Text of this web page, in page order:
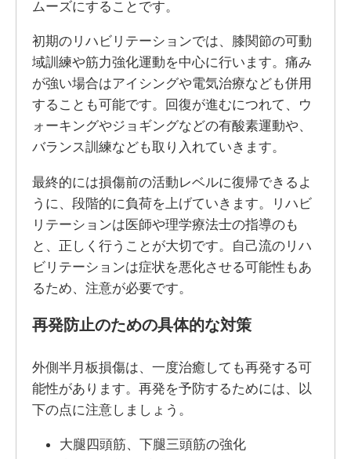
ムーズにすることです。
初期のリハビリテーションでは、膝関節の可動
域訓練や筋力強化運動を中心に行います。痛み
が強い場合はアイシングや電気治療なども併用
することも可能です。回復が進むにつれて、ウ
ォーキングやジョギングなどの有酸素運動や、
バランス訓練なども取り入れていきます。
最終的には損傷前の活動レベルに復帰できるよ
うに、段階的に負荷を上げていきます。リハビ
リテーションは医師や理学療法士の指導のも
と、正しく行うことが大切です。自己流のリハ
ビリテーションは症状を悪化させる可能性もあ
るため、注意が必要です。
再発防止のための具体的な対策
外側半月板損傷は、一度治癒しても再発する可
能性があります。再発を予防するためには、以
下の点に注意しましょう。
大腿四頭筋、下腿三頭筋の強化